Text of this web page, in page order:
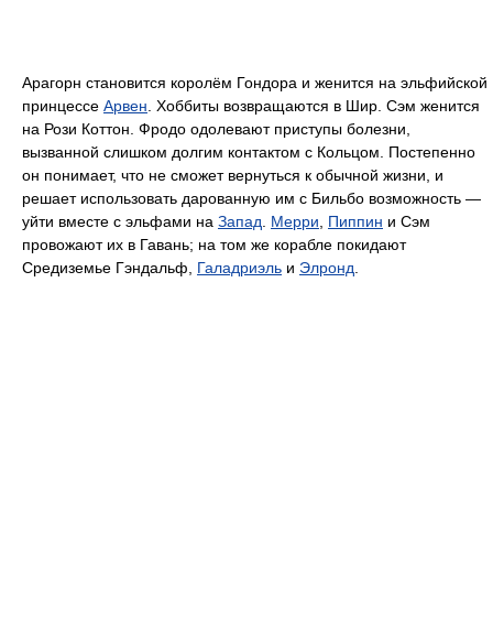
Арагорн становится королём Гондора и женится на эльфийской
принцессе Арвен . Хоббиты возвращаются в Шир. Сэм женится
на Рози Коттон. Фродо одолевают приступы болезни,
вызванной слишком долгим контактом с Кольцом. Постепенно
он понимает, что не сможет вернуться к обычной жизни, и
решает использовать дарованную им с Бильбо возможность —
уйти вместе с эльфами на Запад Мерри Пиппин и Сэм
провожают их в Гавань; на том же корабле покидают
Средиземье Гэндальф, Галадриэль и Элронд